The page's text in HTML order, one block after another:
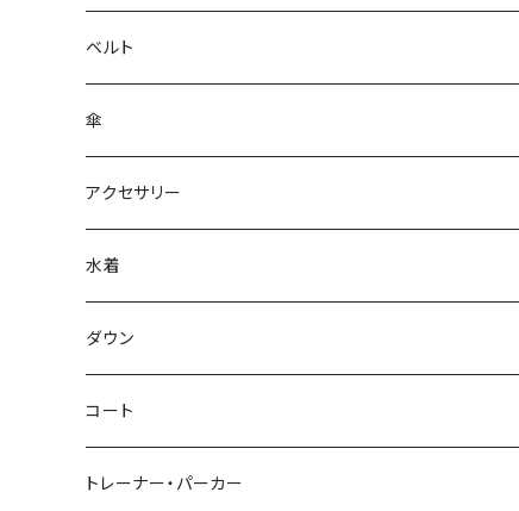
ベルト
傘
アクセサリー
水着
～44/S
46/M
48/L
ダウン
～44/S
46/M
コート
～44/S
トレーナー・パーカー